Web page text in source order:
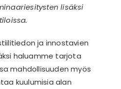
lisäksi
ja innostavien
haluamme tarjota
mahdollisuuden myös
kuulumisia alan